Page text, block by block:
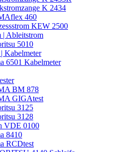
K 2434
460
KEW 2500
| Ableitstrom
5010
Kabelmeter
6501 Kabelmeter
BM 878
GIGAtest
3125
3128
VDE 0100
8410
RCDtest